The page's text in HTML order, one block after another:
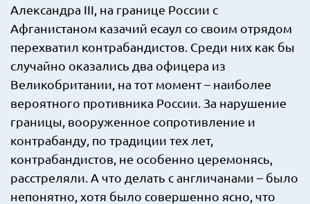
Александра III, на границе России с
Афганистаном казачий есаул со своим отрядом
перехватил контрабандистов. Среди них как бы
случайно оказались два офицера из
Великобритании, на тот момент – наиболее
вероятного противника России. За нарушение
границы, вооруженное сопротивление и
контрабанду, по традиции тех лет,
контрабандистов, не особенно церемонясь,
расстреляли. А что делать с англичанами – было
непонятно, хотя было совершенно ясно, что